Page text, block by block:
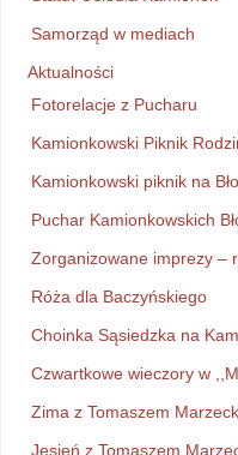
Samorząd w mediach
Aktualności
Fotorelacje z Pucharu
Kamionkowski Piknik
Kamionkowski piknik na
Puchar Kamionkowskich
Zorganizowane imprezy –
Róża dla Baczyńskiego
Choinka Sąsiedzka na
Czwartkowe wieczory w
Zima z Tomaszem
Jesień z Tomaszem